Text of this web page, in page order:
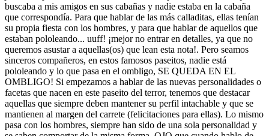
buscaba a mis amigos en sus cabañas y nadie estaba en la cabaña
que correspondía. Para que hablar de las más calladitas, ellas tenían
su propia fiesta con los hombres, y para que hablar de aquellos que
estaban pololeando... uuff! ¡mejor no entrar en detalles, ya que no
queremos asustar a aquellas(os) que lean esta nota!. Pero seamos
sinceros compañeros, en estos famosos paseitos, nadie está
pololeando y lo que pasa en el ombligo, SE QUEDA EN EL
OMBLIGO! Si empezamos a hablar de las nuevas personalidades o
facetas que nacen en este paseito del terror, tenemos que destacar
aquellas que siempre deben mantener su perfil intachable y que se
mantienen al margen del carrete (felicitaciones para ellas). Lo mismo
pasa con los hombres, siempre han sido de una sola personalidad y